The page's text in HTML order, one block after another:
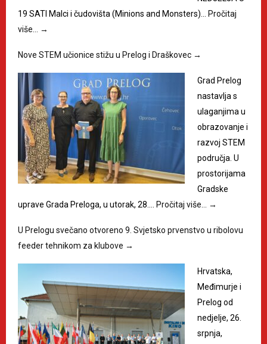
19 SATI Malci i čudovišta (Minions and Monsters)…
Pročitaj
više…
→
Nove STEM učionice stižu u Prelog i Draškovec →
Grad Prelog
nastavlja s
ulaganjima u
obrazovanje i
razvoj STEM
područja. U
prostorijama
Gradske
uprave Grada Preloga, u utorak, 28.…
Pročitaj više… →
U Prelogu svečano otvoreno 9. Svjetsko prvenstvo u ribolovu
feeder tehnikom za klubove →
Hrvatska,
Međimurje i
Prelog od
nedjelje, 26.
srpnja,